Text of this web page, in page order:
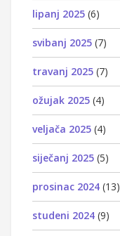
lipanj 2025 (6)
svibanj 2025 (7)
travanj 2025 (7)
ožujak 2025 (4)
veljača 2025 (4)
siječanj 2025 (5)
prosinac 2024 (13)
studeni 2024 (9)